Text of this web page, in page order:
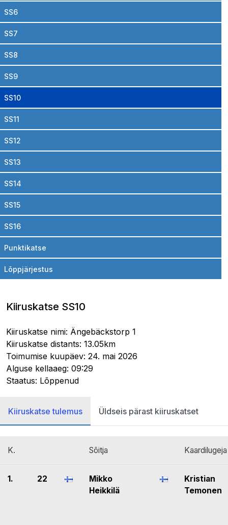
SS6
SS7
SS8
SS9
SS10
SS11
SS12
SS13
SS14
SS15
SS16
Punktikatse
Lõppjärjestus
Kiiruskatse SS10
Kiiruskatse nimi: Ängebäckstorp 1
Kiiruskatse distants: 13.05km
Toimumise kuupäev: 24. mai 2026
Alguse kellaaeg: 09:29
Staatus: Lõppenud
Kiiruskatse tulemus Üldseis pärast kiiruskatset
K. Sõitja Kaardilugeja
1. 22
Mikko
Heikkilä
Kristian
Temonen